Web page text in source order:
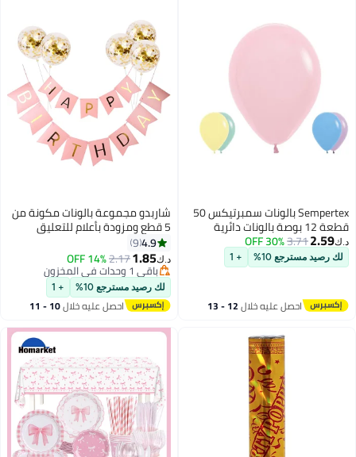
Sempertex بالونات سمبرتيكس 50
قطعة 12 بوصة بالونات دائرية
لاتكس 453.59 جرام بالونات بألوان
متنوعة
د.ك‏2.59
3.71
30% OFF
لك رصيد مسترجع 10% + 1
احصل عليه خلال 12 - 13
شاربدو مجموعة بالونات مكونة من
5 قطع ومزودة بأعلام للتعليق
Birthday"
4.9
9
د.ك‏1.85
2.17
14% OFF
باقي 1 وحدات في المخزون
باقي 1 وحدات في المخزون
لك رصيد مسترجع 10% + 1
احصل عليه خلال 10 - 11